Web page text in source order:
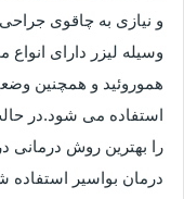
و نیازی به چاقوی
وسیله لیزر دارای
هموروئید و همچنین
استفاده می شود.در
را بهترین روش درمانی
درمان بواسیر